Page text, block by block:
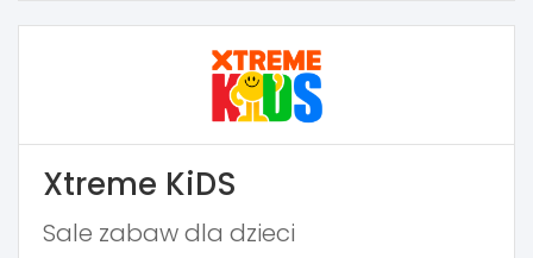
Xtreme KiDS
Sale zabaw dla dzieci